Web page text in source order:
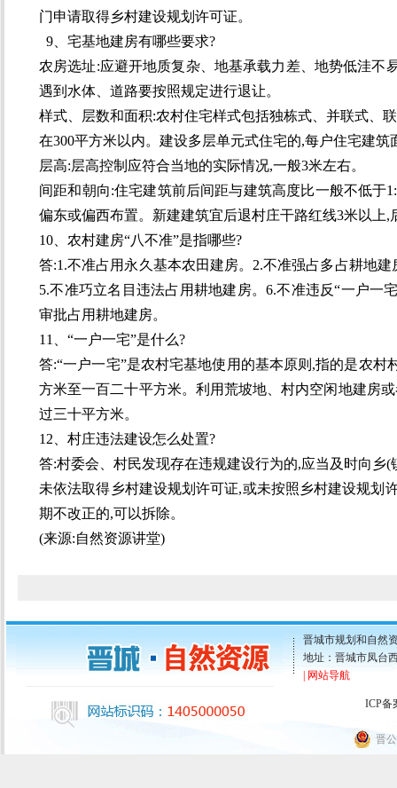
门申请取得乡村建设规划许可证。
9、宅基地建房有哪些要求?
农房选址:应避开地质复杂、地基承载力差、地势低洼不
遇到水体、道路要按照规定进行退让。
样式、层数和面积:农村住宅样式包括独栋式、并联式、
在300平方米以内。建设多层单元式住宅的,每户住宅建筑
层高:层高控制应符合当地的实际情况,一般3米左右。
间距和朝向:住宅建筑前后间距与建筑高度比一般不低于
偏东或偏西布置。新建建筑宜后退村庄干路红线3米以上,
10、农村建房“八不准”是指哪些?
答:1.不准占用永久基本农田建房。2.不准强占多占耕地
5.不准巧立名目违法占用耕地建房。6.不准违反“一户一
审批占用耕地建房。
11、“一户一宅”是什么?
答:“一户一宅”是农村宅基地使用的基本原则,指的是农
方米至一百二十平方米。利用荒坡地、村内空闲地建房
过三十平方米。
12、村庄违法建设怎么处置?
答:村委会、村民发现存在违规建设行为的,应当及时向乡
未依法取得乡村建设规划许可证,或未按照乡村建设规划
期不改正的,可以拆除。
(来源:自然资源讲堂)
晋城市规划和自然
地址：晋城市凤台
| 网站导航
ICP备
晋